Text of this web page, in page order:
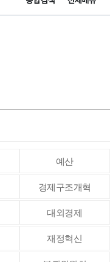
예산
경제구조개혁
대외경제
재정혁신